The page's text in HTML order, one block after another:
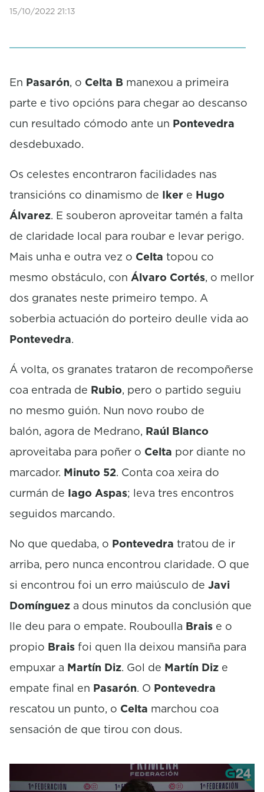
f
0
c
d
15/10/2022 21:13
En Pasarón, o Celta B manexou a primeira
parte e tivo opcións para chegar ao descanso
cun resultado cómodo ante un Pontevedra
desdebuxado.
Os celestes encontraron facilidades nas
transicións co dinamismo de Iker e Hugo
Álvarez. E souberon aproveitar tamén a falta
de claridade local para roubar e levar perigo.
Mais unha e outra vez o Celta topou co
mesmo obstáculo, con Álvaro Cortés, o mellor
dos granates neste primeiro tempo. A
soberbia actuación do porteiro deulle vida ao
Pontevedra.
Á volta, os granates trataron de recompoñerse
coa entrada de Rubio, pero o partido seguiu
no mesmo guión. Nun novo roubo de
balón, agora de Medrano, Raúl Blanco
aproveitaba para poñer o Celta por diante no
marcador. Minuto 52. Conta coa xeira do
curmán de Iago Aspas; leva tres encontros
seguidos marcando.
No que quedaba, o Pontevedra tratou de ir
arriba, pero nunca encontrou claridade. O que
si encontrou foi un erro maiúsculo de Javi
Domínguez a dous minutos da conclusión que
lle deu para o empate. Rouboulla Brais e o
propio Brais foi quen lla deixou mansiña para
empuxar a Martín Diz. Gol de Martín Diz e
empate final en Pasarón. O Pontevedra
rescatou un punto, o Celta marchou coa
sensación de que tirou con dous.